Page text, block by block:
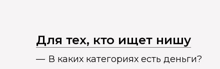
Для тех, кто ищет нишу
В каких категориях есть деньги?